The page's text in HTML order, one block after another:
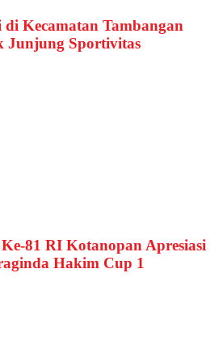
Kecamatan Tambangan
Junjung Sportivitas
81 RI Kotanopan Apresiasi
Hakim Cup 1